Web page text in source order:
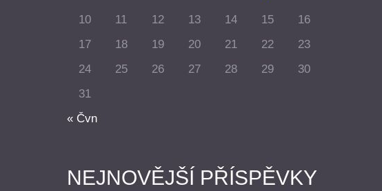
« Čvn
10
11 12 13 14 15
16
17
18 19 20 21 22
23
24
25 26 27 28 29
30
31
NEJNOVĚJŠÍ PŘÍSPĚVKY